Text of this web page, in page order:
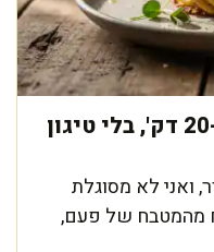
לביבות פסטה משגעות ב-20 דק', בלי טיגון
ואני לא מסוגלת
מהמטבח של פעם,